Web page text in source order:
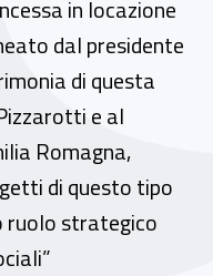
in locazione
dal presidente
di questa
e al
Romagna,
di questo tipo
ruolo strategico